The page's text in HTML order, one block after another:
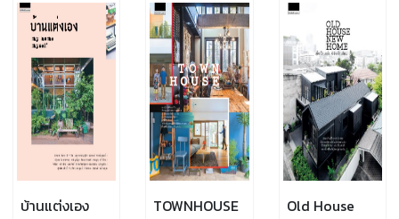
บ้านแต่งเอง
TOWNHOUSE
Old House